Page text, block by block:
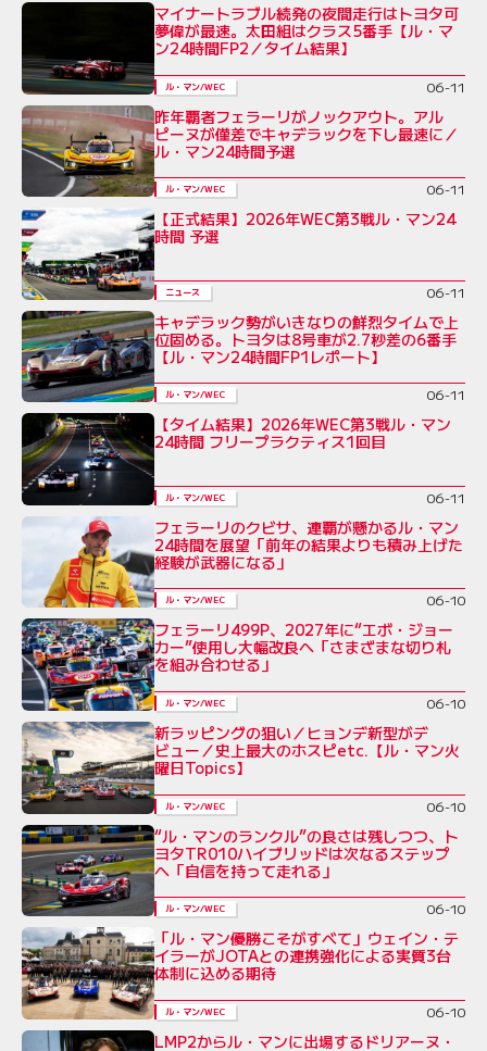
マイナートラブル続発の夜間走行はトヨタ可
夢偉が最速。太田組はクラス5番手【ル・マ
ン24時間FP2／タイム結果】
ル・マン/WEC 06-11
昨年覇者フェラーリがノックアウト。アル
ピーヌが僅差でキャデラックを下し最速に／
ル・マン24時間予選
ル・マン/WEC 06-11
【正式結果】2026年WEC第3戦ル・マン24
時間 予選
ニュース 06-11
キャデラック勢がいきなりの鮮烈タイムで上
位固める。トヨタは8号車が2.7秒差の6番手
【ル・マン24時間FP1レポート】
ル・マン/WEC 06-11
【タイム結果】2026年WEC第3戦ル・マン
24時間 フリープラクティス1回目
ル・マン/WEC 06-11
フェラーリのクビサ、連覇が懸かるル・マン
24時間を展望「前年の結果よりも積み上げた
経験が武器になる」
ル・マン/WEC 06-10
フェラーリ499P、2027年に“エボ・ジョー
カー”使用し大幅改良へ「さまざまな切り札
を組み合わせる」
ル・マン/WEC 06-10
新ラッピングの狙い／ヒョンデ新型がデ
ビュー／史上最大のホスピetc.【ル・マン火
曜日Topics】
ル・マン/WEC 06-10
“ル・マンのランクル”の良さは残しつつ、ト
ヨタTR010ハイブリッドは次なるステップ
へ「自信を持って走れる」
ル・マン/WEC 06-10
「ル・マン優勝こそがすべて」ウェイン・テ
イラーがJOTAとの連携強化による実質3台
体制に込める期待
ル・マン/WEC 06-10
LMP2からル・マンに出場するドリアーヌ・